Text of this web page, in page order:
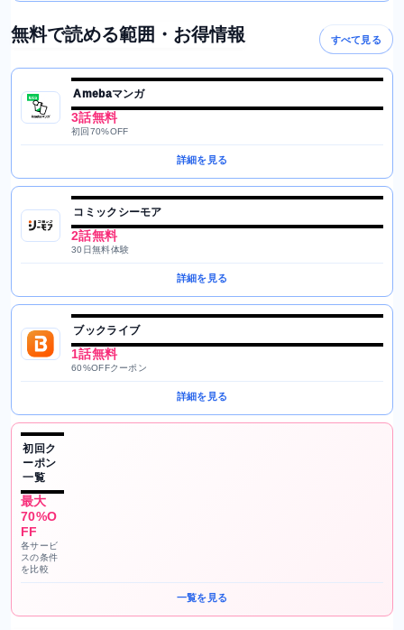
無料で読める範囲・お得情報 すべて見る
Amebaマンガ
3話無料
初回70%OFF
詳細を見る
コミックシーモア
2話無料
30日無料体験
詳細を見る
ブックライブ
1話無料
60%OFFクーポン
詳細を見る
初回ク
ーポン
一覧
最大
70%O
FF
各サービ
スの条件
を比較
一覧を見る